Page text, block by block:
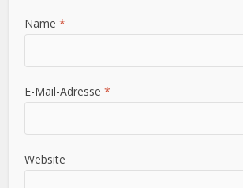
Name*
E-Mail-Adresse*
Website